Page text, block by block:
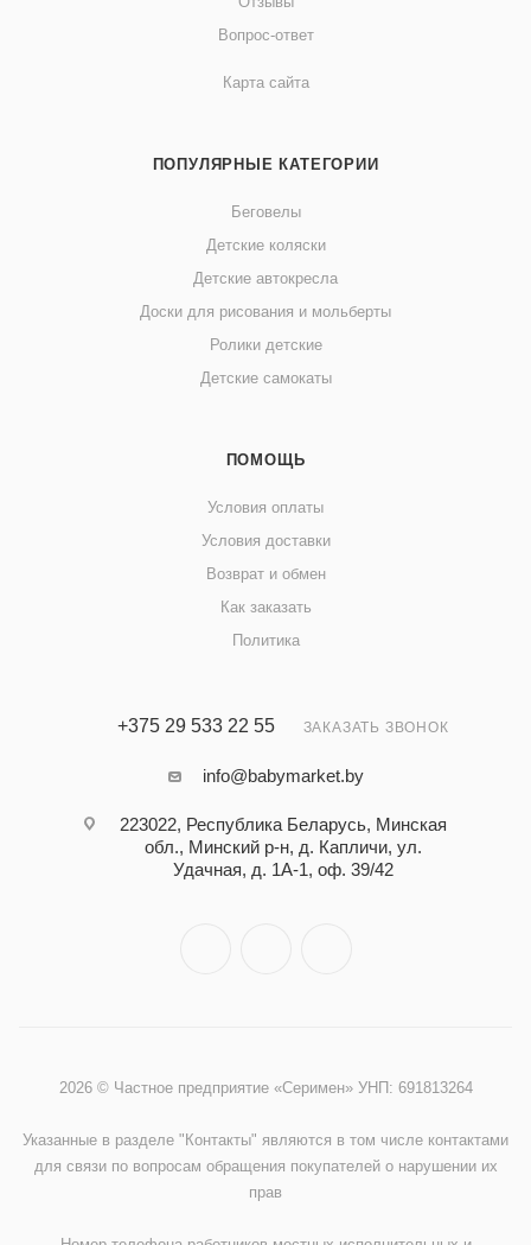
Вопрос-ответ
Карта сайта
ПОПУЛЯРНЫЕ КАТЕГОРИИ
Беговелы
Детские коляски
Детские автокресла
Доски для рисования и мольберты
Ролики детские
Детские самокаты
ПОМОЩЬ
Условия оплаты
Условия доставки
Возврат и обмен
Как заказать
Политика
+375 29 533 22 55 ЗАКАЗАТЬ ЗВОНОК
info@babymarket.by
223022, Республика Беларусь, Минская
обл., Минский р-н, д. Капличи, ул.
Удачная, д. 1А-1, оф. 39/42
2026 © Частное предприятие «Серимен» УНП: 691813264
Указанные в разделе "Контакты" являются в том числе контактами
для связи по вопросам обращения покупателей о нарушении их
прав